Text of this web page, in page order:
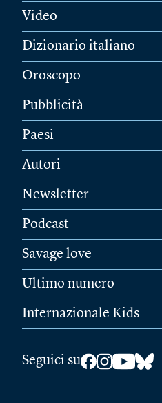
Video
Dizionario italiano
Oroscopo
Pubblicità
Paesi
Autori
Newsletter
Podcast
Savage love
Ultimo numero
Internazionale Kids
Seguici su